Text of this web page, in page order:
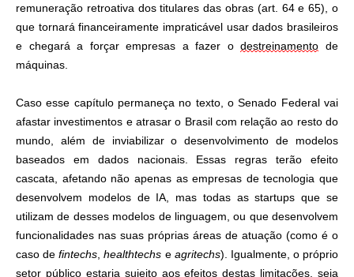
remuneração retroativa dos titulares das obras (art. 64 e 65), o
que tornará financeiramente impraticável usar dados brasileiros
e chegará a forçar empresas a fazer odestreinamento de
máquinas.
Caso esse capítulo permaneça no texto, o Senado Federal vai
afastar investimentos e atrasar o Brasil com relação ao resto do
mundo, além de inviabilizar o desenvolvimento de modelos
baseados em dados nacionais. Essas regras terão efeito
cascata, afetando não apenas as empresas de tecnologia que
desenvolvem modelos de IA, mas todas as startups que se
utilizam de desses modelos de linguagem, ou que desenvolvem
funcionalidades nas suas próprias áreas de atuação (como é o
caso defintechs ,healthtechs e agritechs). Igualmente, o próprio
setor público estaria sujeito aos efeitos destas limitações, seja